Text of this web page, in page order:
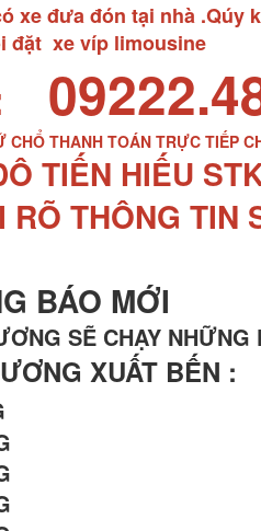
xe đưa đón tại nhà
đặt xe víp limousine
THANH TOÁN TRỰC TIẾP
TIẾN HIẾU
RÕ THÔNG
BÁO MỚI
SẼ CHẠY NHỮNG
XUẤT BẾN :